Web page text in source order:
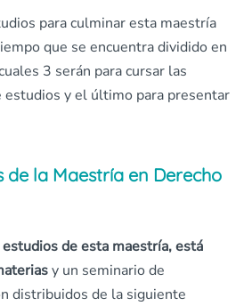
para culminar esta maestría
que se encuentra dividido en
3 serán para cursar las
estudios y el último para presentar
de la Maestría en Derecho
de esta maestría, está
y un seminario de
distribuidos de la siguiente